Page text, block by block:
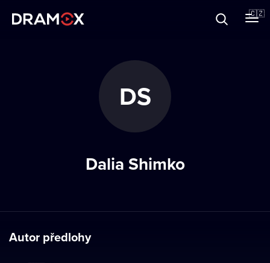
🇨🇿
DS
Dalia Shimko
Autor předlohy